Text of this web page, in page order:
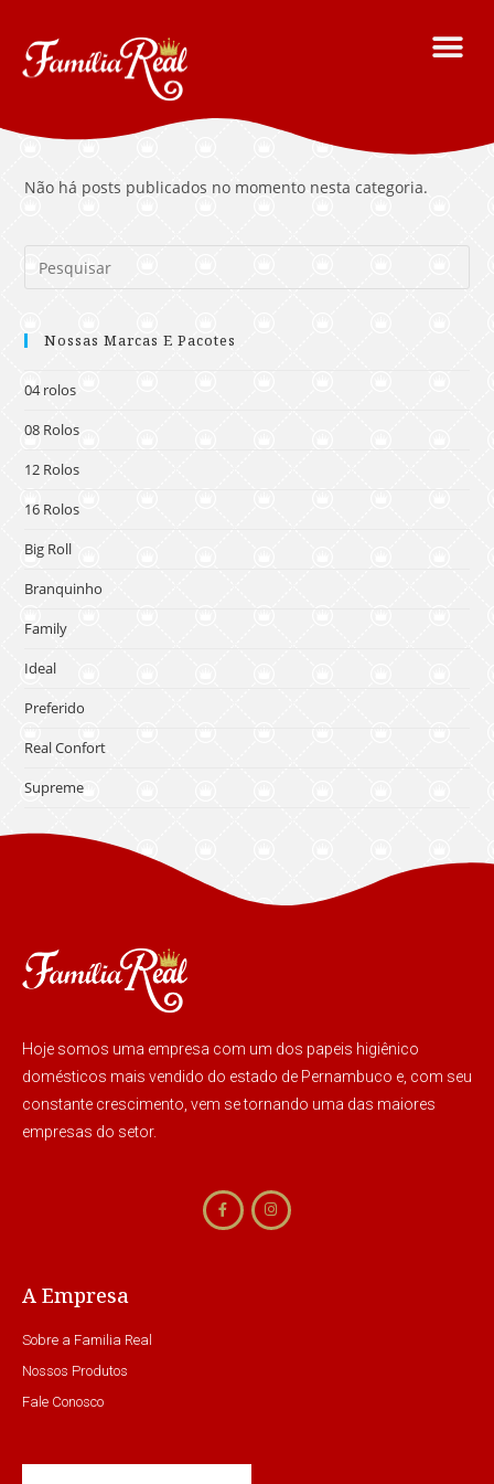
Não há posts publicados no momento nesta categoria.
Nossas Marcas E Pacotes
04 rolos
08 Rolos
12 Rolos
16 Rolos
Big Roll
Branquinho
Family
Ideal
Preferido
Real Confort
Supreme
Hoje somos uma empresa com um dos papeis higiênico
domésticos mais vendido do estado de Pernambuco e, com seu
constante crescimento, vem se tornando uma das maiores
empresas do setor.
A Empresa
Sobre a Familia Real
Nossos Produtos
Fale Conosco